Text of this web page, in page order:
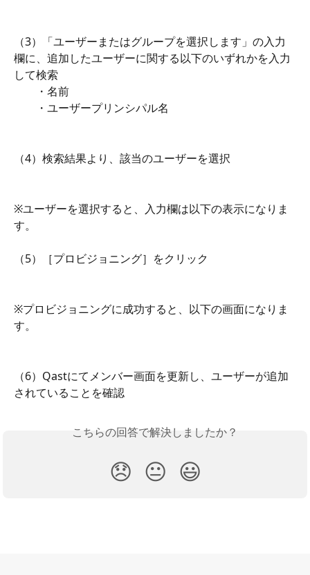
（3）「ユーザーまたはグループを選択します」の入力
欄に、追加したユーザーに関する以下のいずれかを入力
して検索
・名前
・ユーザープリンシパル名
（4）検索結果より、該当のユーザーを選択
※ユーザーを選択すると、入力欄は以下の表示になりま
す。
（5）［プロビジョニング］をクリック
※プロビジョニングに成功すると、以下の画面になりま
す。
（6）Qastにてメンバー画面を更新し、ユーザーが追加
されていることを確認
こちらの回答で解決しましたか？
😞 😐 😃